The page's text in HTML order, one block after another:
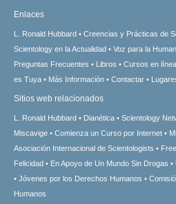
Enlaces
L. Ronald Hubbard Creencias y Prácticas de
Scientology en la Actualidad
Voz para la
Preguntas Frecuentes
Libros Cursos en línea
es Tuya
Más Información Contactar
Sitios web relacionados
L. Ronald Hubbard Dianética Scientology
Miscavige
Comienza un Curso por Internet
Asociación Internacional de Scientologists
Felicidad
En Apoyo de Un Mundo Sin Drogas
Jóvenes por los Derechos Humanos
Humanos